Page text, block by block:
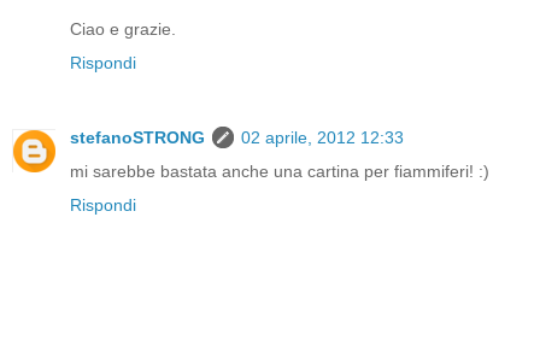
Ciao e grazie.
Rispondi
stefanoSTRONG
02 aprile, 2012 12:33
mi sarebbe bastata anche una cartina per fiammiferi! :)
Rispondi